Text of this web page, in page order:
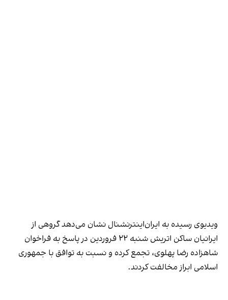
ویدیوی رسیده به ایران‌اینترنشنال نشان می‌دهد گروهی از
ایرانیان ساکن اتریش شنبه ۲۲ فروردین در پاسخ به فراخوان
شاهزاده رضا پهلوی، تجمع کرده و نسبت به توافق با جمهوری
اسلامی ابراز مخالفت کردند.